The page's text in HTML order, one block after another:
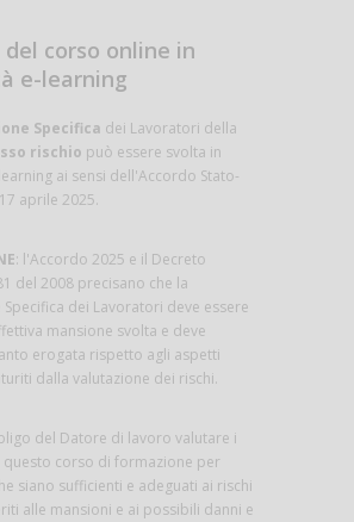
corso online in
e-learning
Specifica dei Lavoratori della
rischio può essere svolta in
ai sensi dell'Accordo Stato-
aprile 2025.
: l'Accordo 2025 e il Decreto
del 2008 precisano che la
Specifica dei Lavoratori deve essere
mansione svolta e deve
erogata rispetto agli aspetti
dalla valutazione dei rischi.
del Datore di lavoro valutare i
questo corso di formazione per
siano sufficienti e adeguati ai rischi
alle mansioni e ai possibili danni e